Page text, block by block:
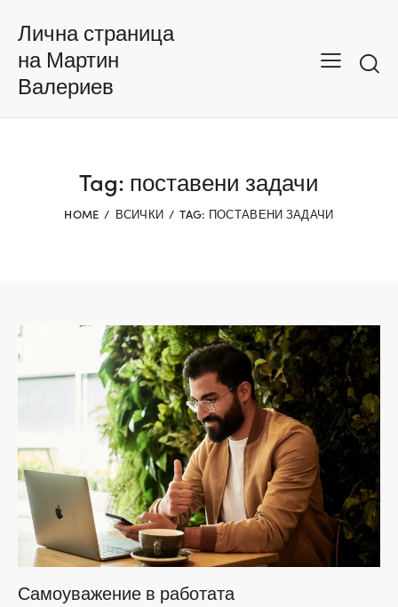
Лична страница
на Мартин
Валериев
Tag: поставени задачи
HOME ВСИЧКИ TAG: ПОСТАВЕНИ ЗАДАЧИ
Самоуважение в работата